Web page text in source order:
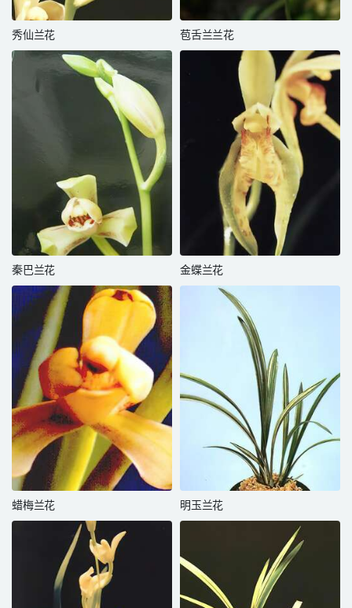
秀仙兰花 苞舌兰兰花
秦巴兰花 金蝶兰花
蜡梅兰花 明玉兰花